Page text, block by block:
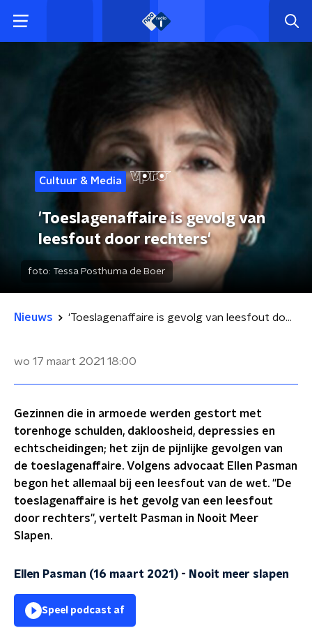
Cultuur & Media
'Toeslagenaffaire is gevolg van
leesfout door rechters'
foto: Tessa Posthuma de Boer
Nieuws 'Toeslagenaffaire is gevolg van leesfout door rechters'
wo 17 maart 2021 18:00
Gezinnen die in armoede werden gestort met
torenhoge schulden, dakloosheid, depressies en
echtscheidingen; het zijn de pijnlijke gevolgen van
de toeslagenaffaire. Volgens advocaat Ellen Pasman
begon het allemaal bij een leesfout van de wet. ''De
toeslagenaffaire is het gevolg van een leesfout
door rechters'', vertelt Pasman in Nooit Meer
Slapen.
Ellen Pasman (16 maart 2021) - Nooit meer slapen
Speel podcast af